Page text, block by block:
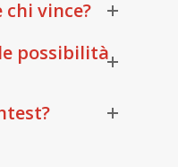
chi vince?
possibilità